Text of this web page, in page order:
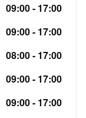
09:00 - 17:00
09:00 - 17:00
08:00 - 17:00
09:00 - 17:00
09:00 - 17:00